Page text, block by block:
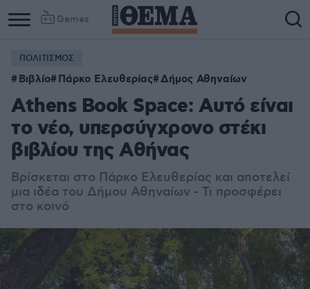
Games
ΠΟΛΙΤΙΣΜΟΣ
Βιβλίο Πάρκο Ελευθερίας Δήμος Αθηναίων
Athens Book Space: Αυτό είναι
το νέο, υπερσύγχρονο στέκι
βιβλίου της Αθήνας
Βρίσκεται στο Πάρκο Ελευθερίας και αποτελεί
μια ιδέα του Δήμου Αθηναίων - Τι προσφέρει
στο κοινό